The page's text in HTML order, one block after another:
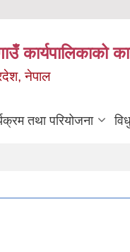
कार्यपालिकाको
नेपाल
तथा परियोजना